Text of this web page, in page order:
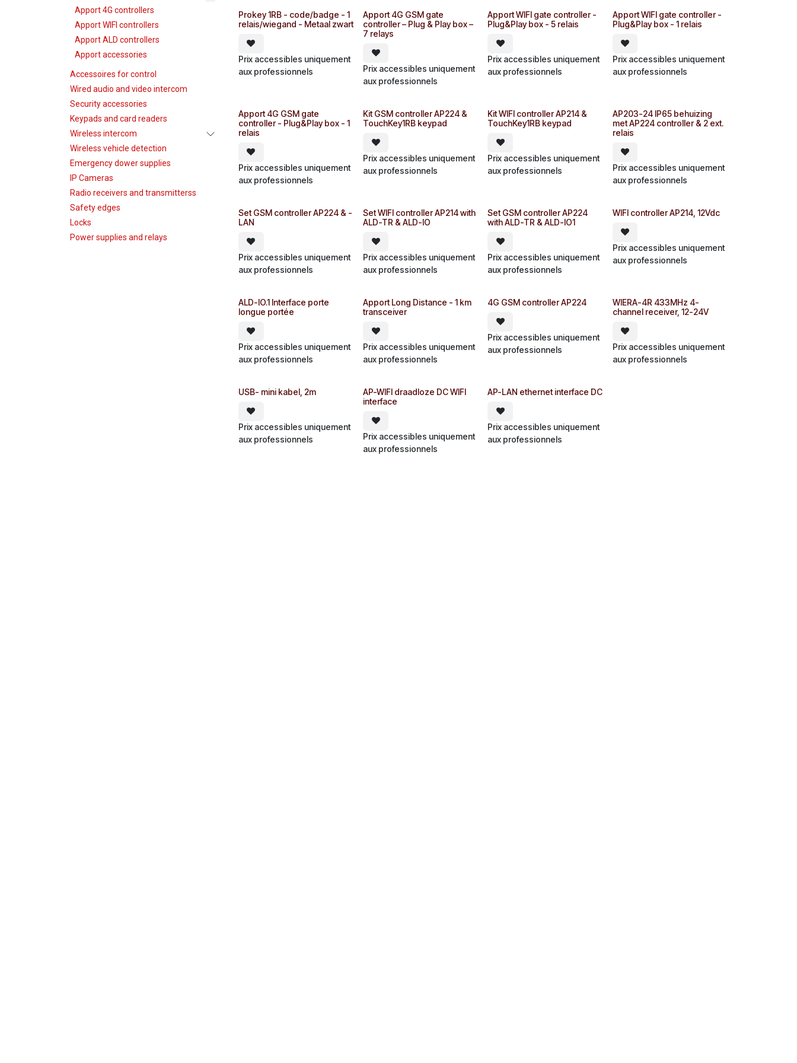
Apport 4G controllers
Apport WIFI controllers
Apport ALD controllers
Apport accessories
Accessoires for control
Wired audio and video intercom
Security accessories
Keypads and card readers
Wireless intercom
Wireless vehicle detection
Emergency dower supplies
IP Cameras
Radio receivers and transmitterss
Safety edges
Locks
Power supplies and relays
Prokey 1RB - code/badge - 1
relais/wiegand - Metaal zwart
Prix accessibles uniquement
aux professionnels
Apport 4G GSM gate
controller – Plug & Play box –
7 relays
Prix accessibles uniquement
aux professionnels
Apport WIFI gate controller -
Plug&Play box - 5 relais
Prix accessibles uniquement
aux professionnels
Apport WIFI gate controller -
Plug&Play box - 1 relais
Prix accessibles uniquement
aux professionnels
Apport 4G GSM gate
controller - Plug&Play box - 1
relais
Prix accessibles uniquement
aux professionnels
Kit GSM controller AP224 &
TouchKey1RB keypad
Prix accessibles uniquement
aux professionnels
Kit WIFI controller AP214 &
TouchKey1RB keypad
Prix accessibles uniquement
aux professionnels
AP203-24 IP65 behuizing
met AP224 controller & 2 ext.
relais
Prix accessibles uniquement
aux professionnels
Set GSM controller AP224 & -
LAN
Prix accessibles uniquement
aux professionnels
Set WIFI controller AP214 with
ALD-TR & ALD-IO
Prix accessibles uniquement
aux professionnels
Set GSM controller AP224
with ALD-TR & ALD-IO1
Prix accessibles uniquement
aux professionnels
WIFI controller AP214, 12Vdc
Prix accessibles uniquement
aux professionnels
ALD-IO.1 Interface porte
longue portée
Prix accessibles uniquement
aux professionnels
Apport Long Distance - 1 km
transceiver
Prix accessibles uniquement
aux professionnels
4G GSM controller AP224
Prix accessibles uniquement
aux professionnels
WIERA-4R 433MHz 4-
channel receiver, 12-24V
Prix accessibles uniquement
aux professionnels
USB- mini kabel, 2m
Prix accessibles uniquement
aux professionnels
AP-WIFI draadloze DC WIFI
interface
Prix accessibles uniquement
aux professionnels
AP-LAN ethernet interface DC
Prix accessibles uniquement
aux professionnels